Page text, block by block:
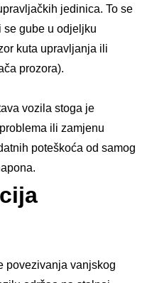
jedinica. To se
se gube u odjeljku
kuta upravljanja ili
prozora).
vozila stoga je
ili zamjenu
poteškoća od samog
povezivanja vanjskog